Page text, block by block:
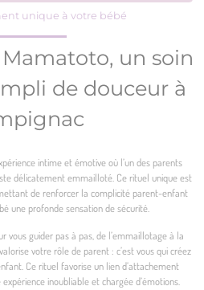
unique à votre bébé
un soin
de douceur à
intime et émotive où l’un des parents
délicatement emmailloté. Ce rituel unique est
de renforcer la complicité parent-enfant
une profonde sensation de sécurité.
vous guider pas à pas, de l’emmaillotage à la
votre rôle de parent : c’est vous qui créez
Ce rituel favorise un lien d’attachement
inoubliable et chargée d’émotions.